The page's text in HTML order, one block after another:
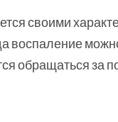
своими
воспаление
обращаться за